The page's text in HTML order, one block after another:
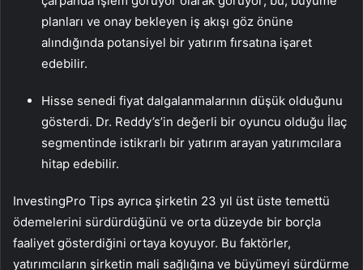
planları ve onay bekleyen iş akışı göz önüne
alındığında potansiyel bir yatırım fırsatına işaret
edebilir.
Hisse senedi fiyat dalgalanmalarının düşük olduğunu
gösterdi. Dr. Reddy’s’in değerli bir oyuncu olduğu İlaç
segmentinde istikrarlı bir yatırım arayan yatırımcılara
hitap edebilir.
InvestingPro Tips ayrıca şirketin 23 yıl üst üste temettü
ödemelerini sürdürdüğünü ve orta düzeyde bir borçla
faaliyet gösterdiğini ortaya koyuyor. Bu faktörler,
yatırımcıların şirketin mali sağlığına ve büyümeyi sürdürme